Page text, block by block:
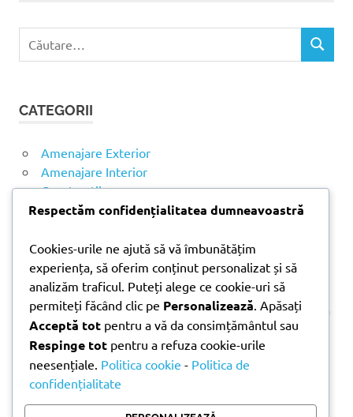
ă
u
p
ă
C
CATEGORII
Amenajare Exterior
Amenajare Interior
Construcții
Noutăți
ARTICOLE RECENTE
Parchet laminat sau SPC? Diferențele care contează
Materiale pentru zidărie – avantajele fiecărei soluții
și când se folosesc
Ghid practic pentru alegerea vopselei lavabile
pentru fiecare încăpere
Produse indispensabile pentru lucrările de
Respectăm confidențialitatea dumneavoastră
Cookies-urile ne ajută să vă îmbunătățim
experiența, să oferim conținut personalizat și să
analizăm traficul. Puteți alege ce cookie-uri să
permiteți făcând clic pe Personalizează . Apăsați
Acceptă tot pentru a vă da consimțământul sau
Respinge tot pentru a refuza cookie-urile
neesențiale. Politica cookie - Politica de
confidențialitate